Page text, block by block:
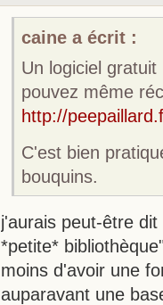
caine a écrit :
Un logiciel
pouvez même
http://
C'est bien
bouquins.
j'aurais peut-être
*petite*
moins d'avoir une
auparavant une